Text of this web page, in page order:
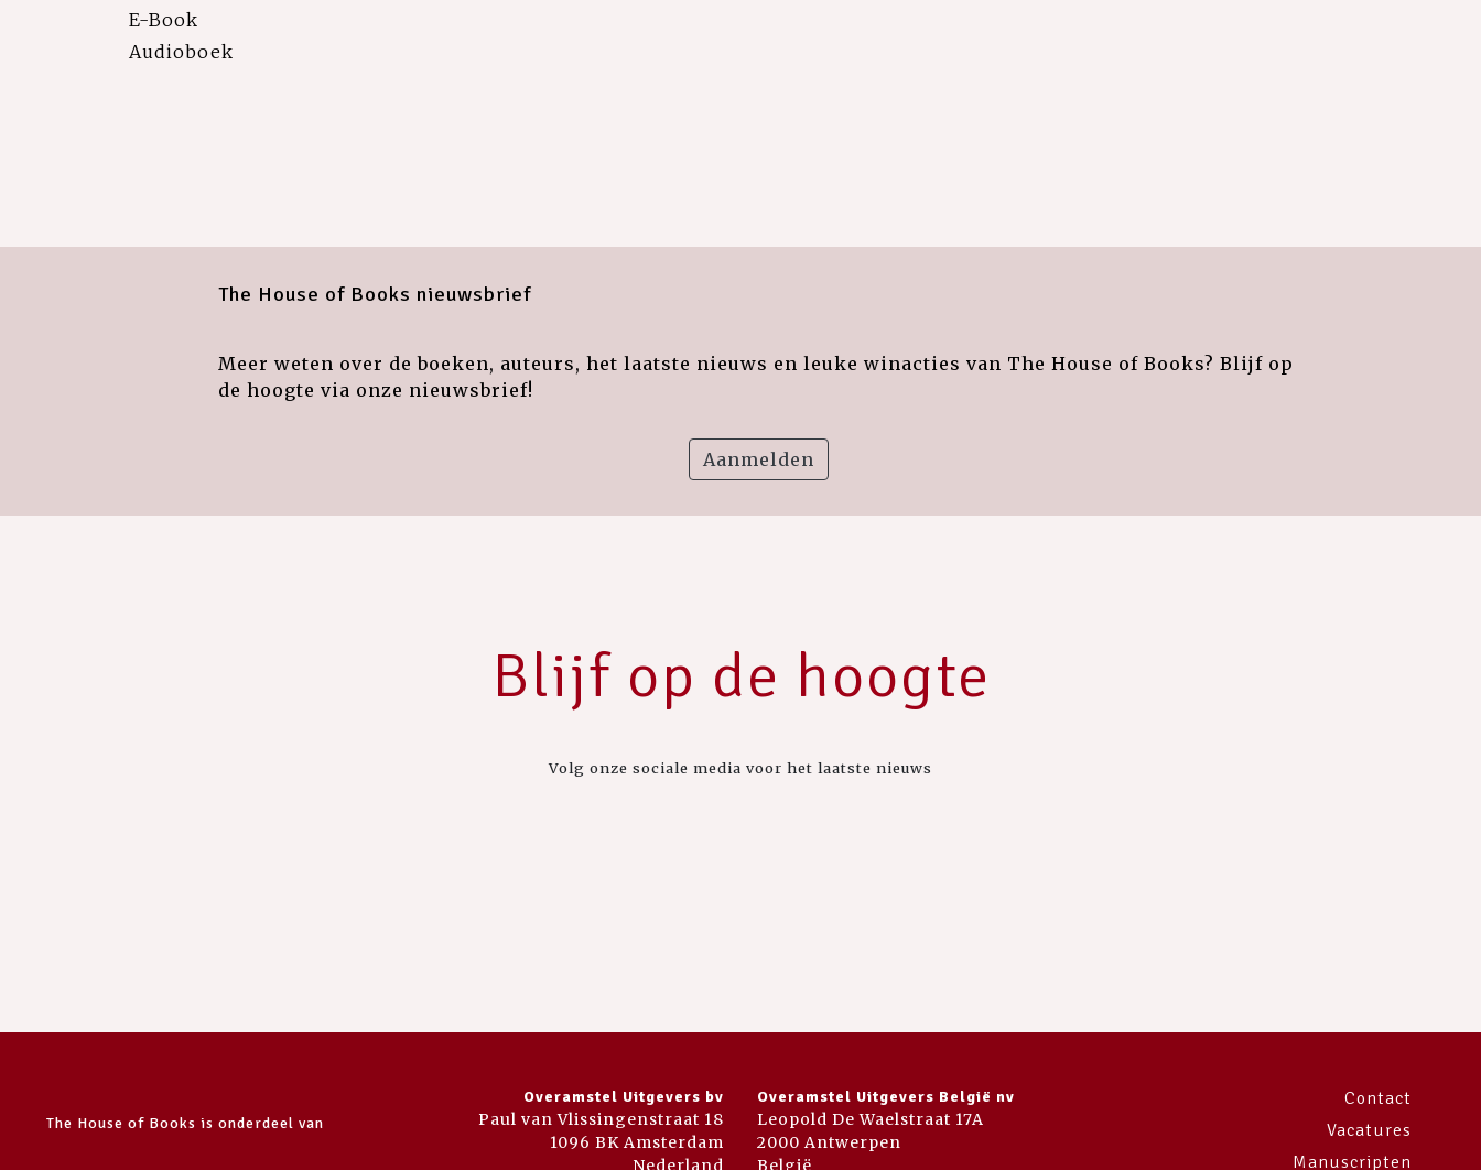
E-Book
Audioboek
The House of Books nieuwsbrief
Meer weten over de boeken, auteurs, het laatste nieuws en leuke winacties van The House of Books? Blijf op
de hoogte via onze nieuwsbrief!
Aanmelden
Blijf op de hoogte
Volg onze sociale media voor het laatste nieuws
The House of Books is onderdeel van
Overamstel Uitgevers bv
Paul van Vlissingenstraat 18
1096 BK Amsterdam
Nederland
Overamstel Uitgevers België nv
Leopold De Waelstraat 17A
2000 Antwerpen
België
Contact
Vacatures
Manuscripten